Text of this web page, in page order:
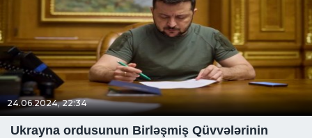
24.06.2024, 22:34
Ukrayna ordusunun Birləşmiş Qüvvələrinin